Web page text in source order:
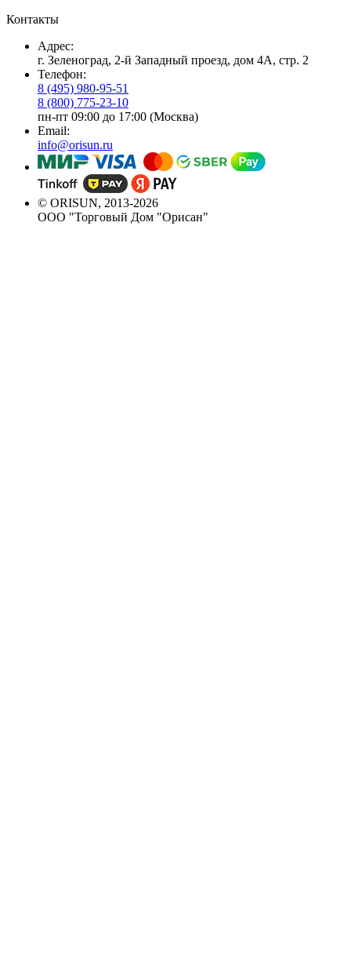
Контакты
Адрес:
г. Зеленоград, 2-й Западный проезд, дом 4А, стр. 2
Телефон:
8 (495) 980-95-51
8 (800) 775-23-10
пн-пт 09:00 до 17:00 (Москва)
Email:
info@orisun.ru
© ORISUN, 2013-2026
ООО "Торговый Дом "Орисан"